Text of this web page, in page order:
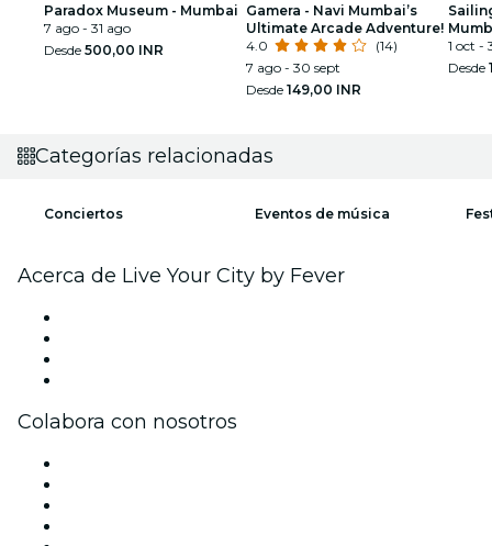
Paradox Museum - Mumbai
7 ago - 31 ago
Desde 500,00 INR
Gamera - Navi Mumbai’s
Ultimate Arcade Adventure!
4.0
(14)
7 ago - 30 sept
Desde 149,00 INR
1 oct -
Desde
Categorías relacionadas
Conciertos Eventos de música
Acerca de Live Your City by Fever
Colabora con nosotros